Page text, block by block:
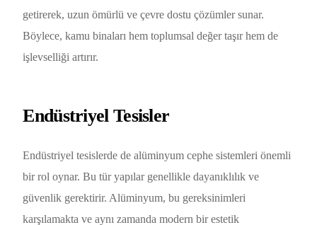
getirerek, uzun ömürlü ve çevre dostu çözümler sunar.
Böylece, kamu binaları hem toplumsal değer taşır hem de
işlevselliği artırır.
Endüstriyel Tesisler
Endüstriyel tesislerde de alüminyum cephe sistemleri önemli
bir rol oynar. Bu tür yapılar genellikle dayanıklılık ve
güvenlik gerektirir. Alüminyum, bu gereksinimleri
karşılamakta ve aynı zamanda modern bir estetik